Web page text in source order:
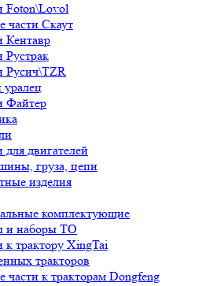
Foton\Lovol
части Скаут
Кентавр
Рустрак
Русич\TZR
уралец
Файтер
для двигателей
груза, цепи
изделия
комплектующие
и наборы ТО
к трактору XingTai
тракторов
части к тракторам Dongfeng